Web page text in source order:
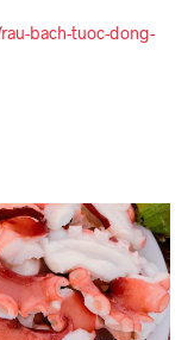
bach-tuoc-dong-